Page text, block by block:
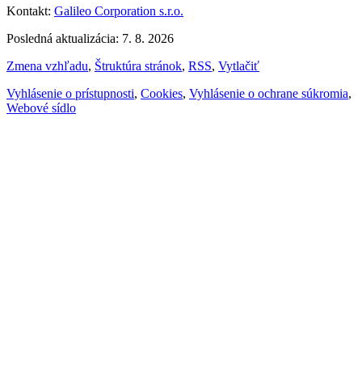
Kontakt: Galileo Corporation s.r.o.
Posledná aktualizácia: 7. 8. 2026
Zmena vzhľadu, Štruktúra stránok, RSS, Vytlačiť
Vyhlásenie o prístupnosti, Cookies, Vyhlásenie o ochrane súkromia,
Webové sídlo